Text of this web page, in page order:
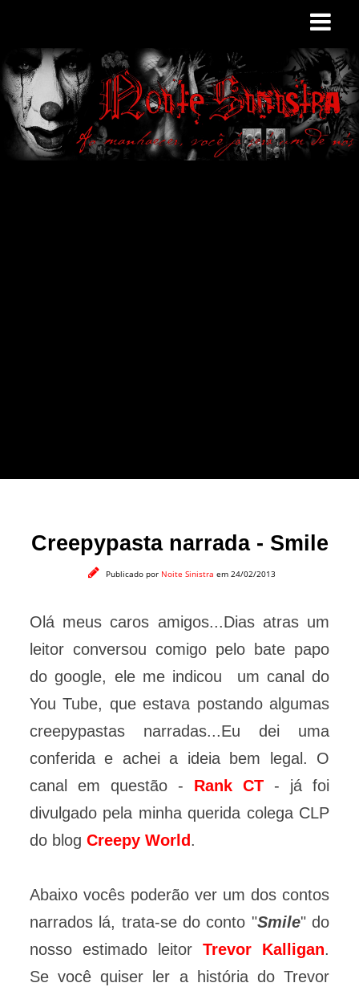
Creepypasta narrada - Smile
Publicado por Noite Sinistra em 24/02/2013
Olá meus caros amigos...Dias atras um
leitor conversou comigo pelo bate papo
do google, ele me indicou um canal do
You Tube, que estava postando algumas
creepypastas narradas...Eu dei uma
conferida e achei a ideia bem legal. O
canal em questão - Rank CT -
já foi
divulgado pela minha querida colega CLP
do blog Creepy World.
Abaixo vocês poderão ver um dos contos
narrados lá, trata-se do conto "Smile" do
nosso estimado leitor Trevor Kalligan.
Se você quiser ler a história do Trevor